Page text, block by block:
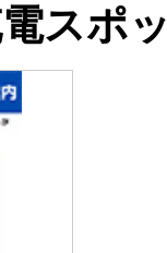
スポ